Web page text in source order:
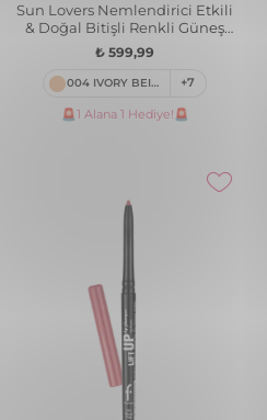
Sun Lovers Nemlendirici Etkili
& Doğal Bitişli Renkli Güneş
Koruyucu SPF50
₺ 599,99
004 IVORY BEIGE +7
🚨1 Alana 1 Hediye!🚨